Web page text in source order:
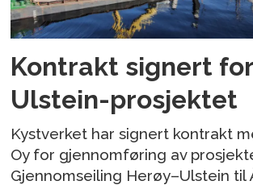
Kontrakt signert
Ulstein-prosjektet
Kystverket har signert kontrakt
Oy for gjennomføring av
Gjennomseiling Herøy–Ulstein til